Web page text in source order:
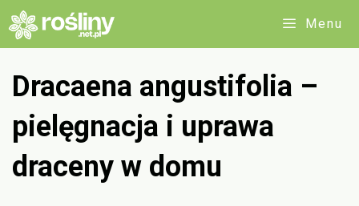
Przejdź
do
Menu
Dracaena angustifolia –
pielęgnacja i uprawa
draceny w domu